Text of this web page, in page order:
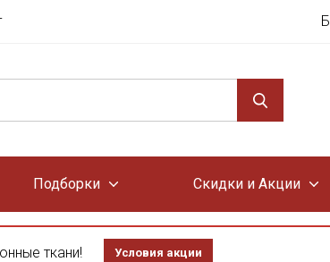
Подборки Скидки и Акции
ткани! Условия акции